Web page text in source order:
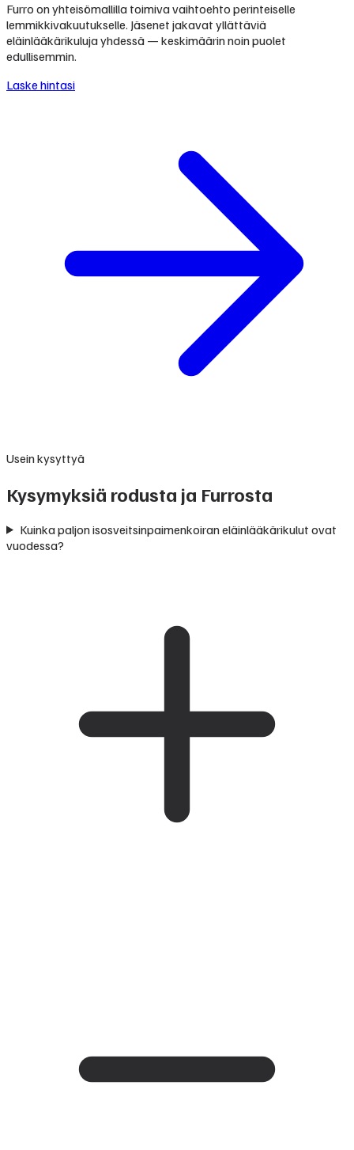
Furro on yhteisömallilla toimiva vaihtoehto perinteiselle
lemmikkivakuutukselle. Jäsenet jakavat yllättäviä
eläinlääkärikuluja yhdessä — keskimäärin noin puolet
edullisemmin.
Laske hintasi
Usein kysyttyä
Kysymyksiä rodusta ja Furrosta
Kuinka paljon isosveitsinpaimenkoiran eläinlääkärikulut ovat
vuodessa?